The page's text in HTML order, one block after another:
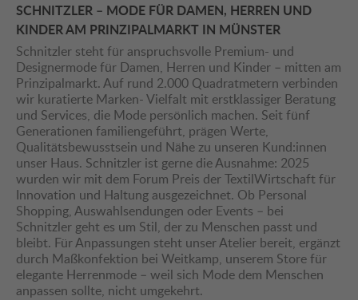
SCHNITZLER – MODE FÜR DAMEN, HERREN UND
KINDER AM PRINZIPALMARKT IN MÜNSTER
Schnitzler steht für anspruchsvolle Premium- und
Designermode für Damen, Herren und Kinder – mitten am
Prinzipalmarkt. Auf rund 2.000 Quadratmetern verbinden
wir kuratierte Marken- Vielfalt mit erstklassiger Beratung
und Services, die Mode persönlich machen. Seit fünf
Generationen familiengeführt, prägen Werte,
Qualitätsbewusstsein und Nähe zu unseren Kund:innen
unser Haus. Schnitzler ist gerne die Ausnahme: 2025
wurden wir mit dem Forum Preis der TextilWirtschaft für
Innovation und Haltung ausgezeichnet. Ob Personal
Shopping, Auswahlsendungen oder Events – bei
Schnitzler geht es um Stil, der zu Menschen passt und
bleibt. Für Anpassungen steht unser Atelier bereit, ergänzt
durch Maßkonfektion bei Weitkamp, unserem Store für
elegante Herrenmode – weil sich Mode dem Menschen
anpassen sollte, nicht umgekehrt.